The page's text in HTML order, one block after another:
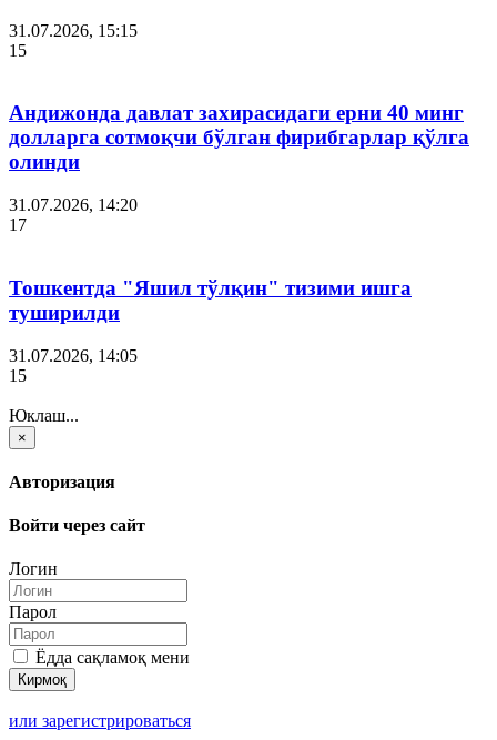
31.07.2026, 15:15
15
Андижонда давлат захирасидаги ерни 40 минг
долларга сотмоқчи бўлган фирибгарлар қўлга
олинди
31.07.2026, 14:20
17
Тошкентда "Яшил тўлқин" тизими ишга
туширилди
31.07.2026, 14:05
15
Юклаш...
×
Авторизация
Войти через сайт
Логин
Парол
Ёдда сақламоқ мени
или зарегистрироваться